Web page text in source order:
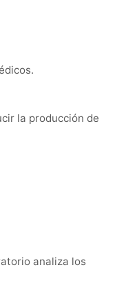
la producción de
analiza los